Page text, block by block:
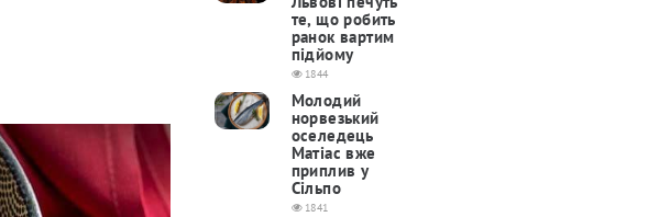
те, що робить
ранок вартим
підйому
1844
Молодий
норвезький
оселедець
Матіас вже
приплив у
Сільпо
1841